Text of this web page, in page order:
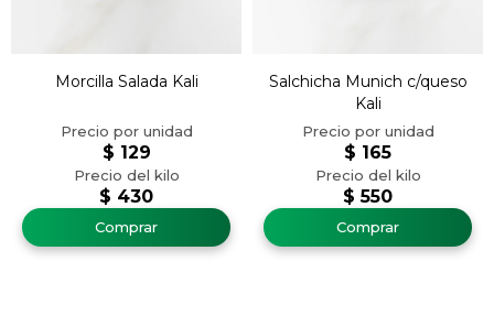
Morcilla Salada Kali
$ 430
$ 129
Salchicha Munich c/queso
Kali
$ 550
$ 165